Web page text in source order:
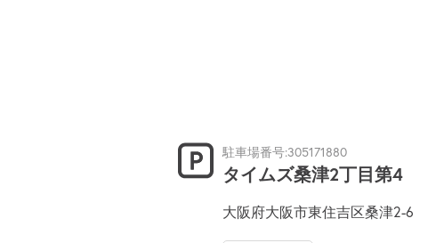
駐車場番号:305171880
タイムズ桑津2丁目第4
大阪府大阪市東住吉区桑津2-6